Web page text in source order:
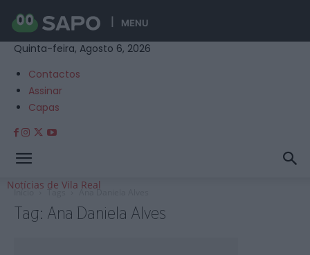
MENU
Quinta-feira, Agosto 6, 2026
Contactos
Assinar
Capas
Notícias de Vila Real
Início Tags Ana Daniela Alves
Tag: Ana Daniela Alves